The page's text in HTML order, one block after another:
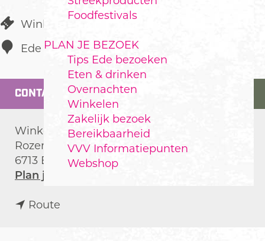
Foodfestivals
PLAN JE BEZOEK
Tips Ede bezoeken
Eten & drinken
Overnachten
Winkelen
Zakelijk bezoek
Bereikbaarheid
VVV Informatiepunten
Webshop
Winkelgebied
Ede
CONTACT
Winkelcentrum Rozenplein
Rozenplein
6713 EN
Ede
Plan je route
Route